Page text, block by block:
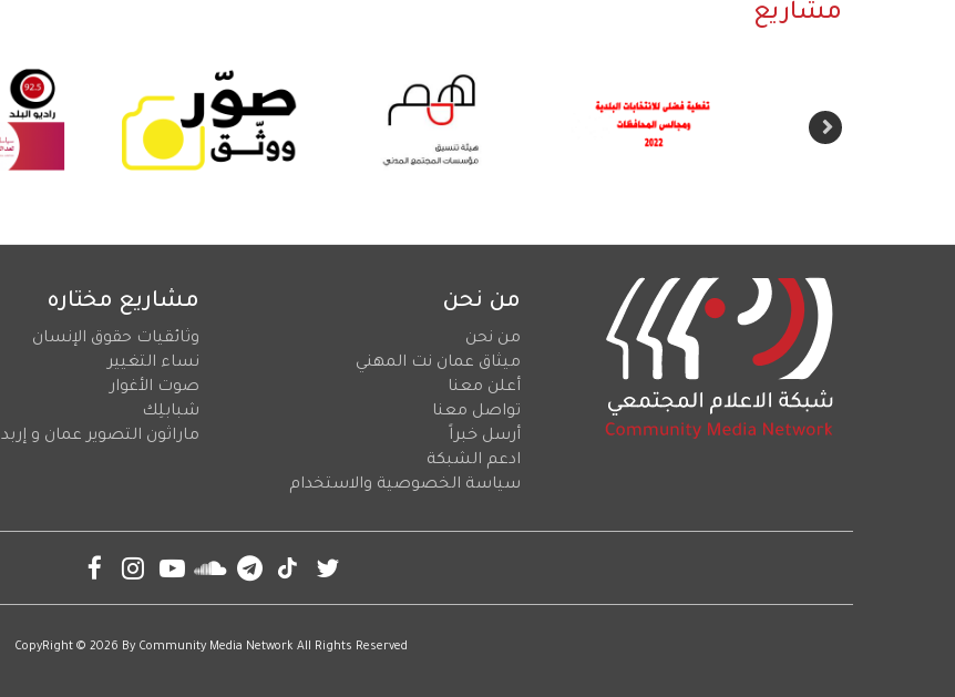
مشاريع
من نحن
من نحن
ميثاق عمان نت المهني
أعلن معنا
تواصل معنا
أرسل خبراً
ادعم الشبكة
سياسة الخصوصية والاستخدام
مشاريع مختاره
وثائقيات حقوق الإنسان
نساء التغيير
صوت الأغوار
شبابلِك
ماراثون التصوير عمان و إربد
CopyRight © 2026 By Community Media Network All Rights Reserved